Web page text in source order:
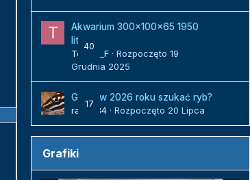
40
Akwarium 300x100x65 1950
litrów
Tomek_F · Rozpoczęto 19
Grudnia 2025
17
Gdzie w 2026 roku szukać ryb?
radek84 · Rozpoczęto 20 Lipca
Grafiki